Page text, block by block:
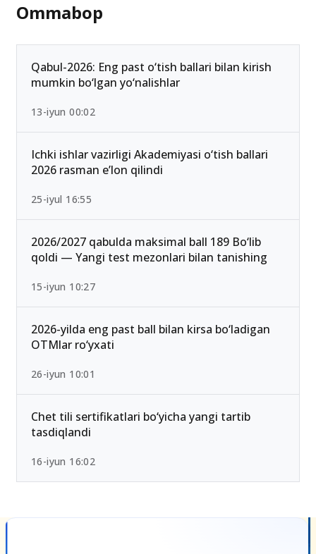
Ommabop
Qabul-2026: Eng past o‘tish ballari bilan kirish
mumkin bo‘lgan yo‘nalishlar
13-iyun 00:02
Ichki ishlar vazirligi Akademiyasi o‘tish ballari
2026 rasman e’lon qilindi
25-iyul 16:55
2026/2027 qabulda maksimal ball 189 Bo‘lib
qoldi — Yangi test mezonlari bilan tanishing
15-iyun 10:27
2026-yilda eng past ball bilan kirsa bo‘ladigan
OTMlar ro‘yxati
26-iyun 10:01
Chet tili sertifikatlari bo‘yicha yangi tartib
tasdiqlandi
16-iyun 16:02